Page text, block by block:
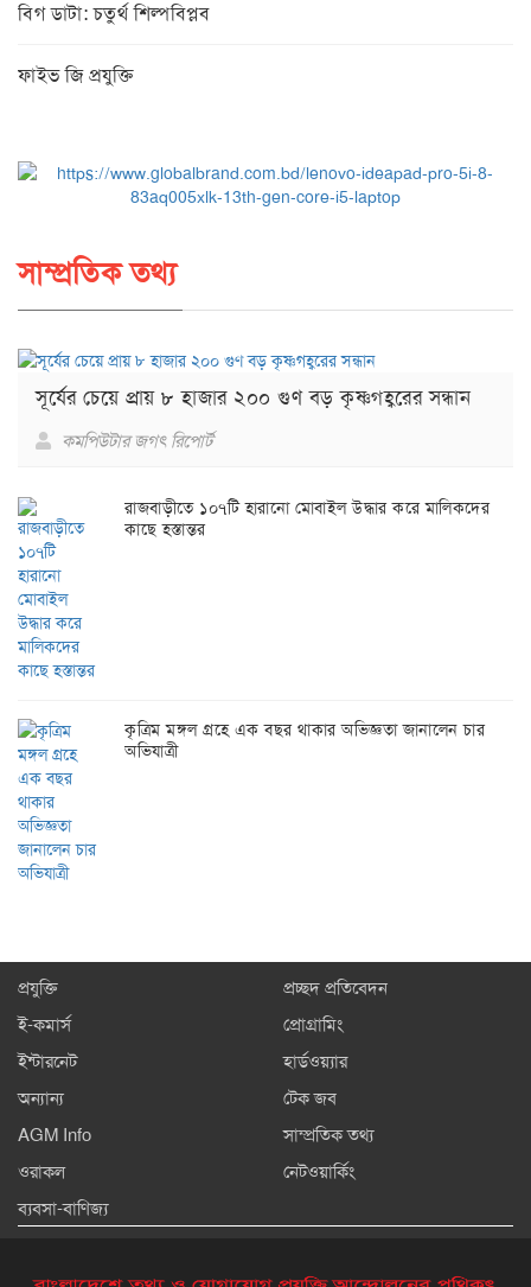
বিগ ডাটা: চতুর্থ শিল্পবিপ্লব
ফাইভ জি প্রযুক্তি
সাম্প্রতিক তথ্য
সূর্যের চেয়ে প্রায় ৮ হাজার ২০০ গুণ বড় কৃষ্ণগহ্বরের সন্ধান
কমপিউটার জগৎ রিপোর্ট
রাজবাড়ীতে ১০৭টি হারানো মোবাইল উদ্ধার করে মালিকদের
কাছে হস্তান্তর
কৃত্রিম মঙ্গল গ্রহে এক বছর থাকার অভিজ্ঞতা জানালেন চার
অভিযাত্রী
প্রযুক্তি
প্রচ্ছদ প্রতিবেদন
ই-কমার্স
প্রোগ্রামিং
ইন্টারনেট
হার্ডওয়্যার
অন্যান্য
টেক জব
AGM Info
সাম্প্রতিক তথ্য
ওরাকল
নেটওয়ার্কিং
ব্যবসা-বাণিজ্য